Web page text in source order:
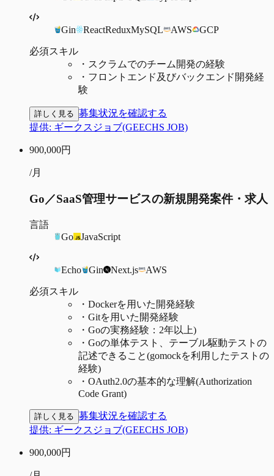
Gin ReactReduxMySQL AWS GCP
必須スキル
・ スクラムでのチーム開発の経験
・ フロントエンド及びバックエンド開発経
験
詳しく見る 募集状況を確認する
提供: ギークスジョブ(GEECHS JOB)
900,000円
/月
Go／SaaS管理サービスの新規開発案件・求人
言語
Go
JavaScript
Echo Gin Next.js AWS
必須スキル
・ Dockerを用いた開発経験​
・ Gitを用いた開発経験​
・ Goの実務経験：2年以上)
・ Goの単体テスト、テーブル駆動テストの
記述できること(gomockを利用したテストの
経験)​
・ OAuth2.0の基本的な理解(Authorization
Code Grant)​
詳しく見る 募集状況を確認する
提供: ギークスジョブ(GEECHS JOB)
900,000円